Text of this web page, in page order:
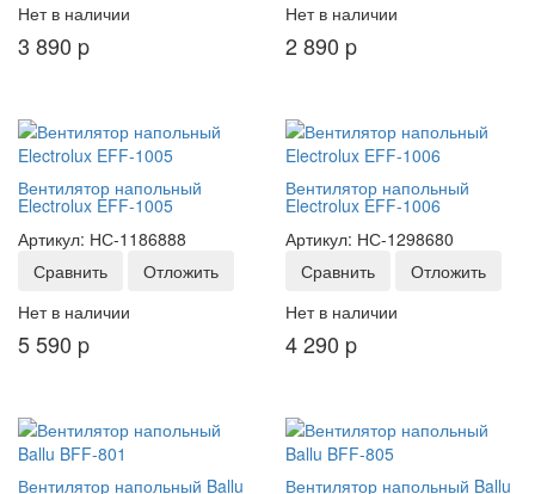
Нет в наличии
3 890 p
Нет в наличии
2 890 p
Вентилятор напольный
Electrolux EFF-1005
Артикул: НС-1186888
Сравнить
Отложить
Нет в наличии
5 590 p
Вентилятор напольный
Electrolux EFF-1006
Артикул: НС-1298680
Сравнить
Отложить
Нет в наличии
4 290 p
Вентилятор напольный Ballu Вентилятор напольный Ballu